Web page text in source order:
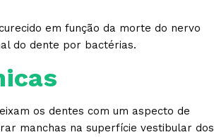
em função da morte do nervo
do dente por bactérias.
os dentes com um aspecto de
manchas na superfície vestibular dos